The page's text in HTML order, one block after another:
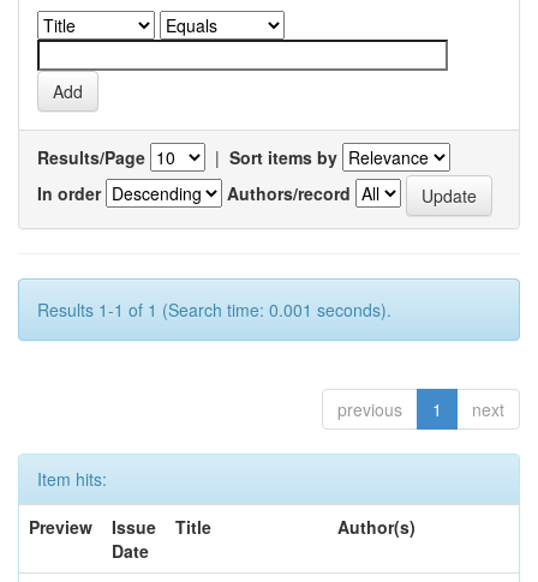
Results/Page | Sort items by
In order
Authors/record
Results 1-1 of 1 (Search time: 0.001 seconds).
previous 1 next
Item hits:
Preview
Issue
Date
Title Author(s)